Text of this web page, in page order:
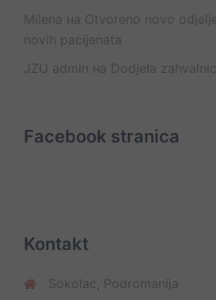
Milena на Otvoreno novo
novih pacijenata
JZU admin на Dodjela
Facebook stranica
Kontakt
Sokolac, Podromanija